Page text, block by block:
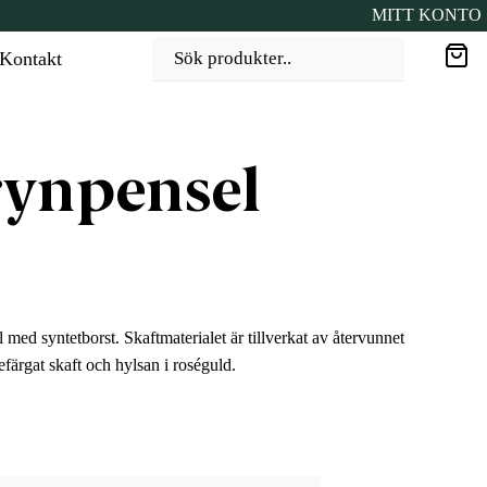
MITT KONTO
Kontakt Sök produkter..
syntetborst. Skaftmaterialet är tillverkat av återvunnet
skaft och hylsan i roséguld.